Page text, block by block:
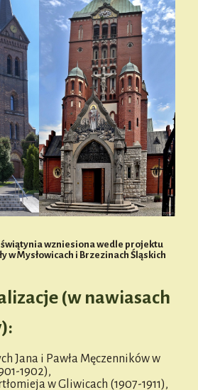
wzniesiona wedle projektu
w Mysłowicach i Brzezinach Śląskich
(w nawiasach
Jana i Pawła Męczenników w
1902),
w Gliwicach (1907-1911),